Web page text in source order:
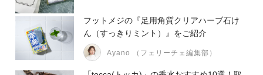
フットメジの『足用角質クリアハーブ石け
ん（すっきりミント）』をご紹介
Ayano （フェリーチェ編集部）